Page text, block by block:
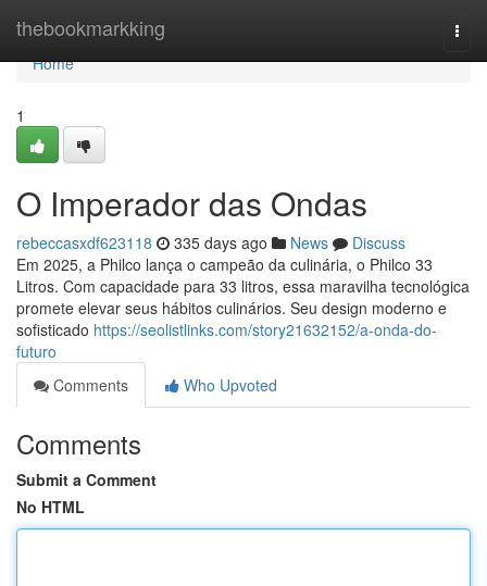
thebookmarkking
Home
Home
1
O Imperador das Ondas
rebeccasxdf623118 335 days ago News
Discuss
Em 2025, a Philco lança o campeão da culinária, o Philco 33
Litros. Com capacidade para 33 litros, essa maravilha tecnológica
promete elevar seus hábitos culinários. Seu design moderno e
sofisticado https://seolistlinks.com/story21632152/a-onda-do-
futuro
Comments
Who Upvoted
Comments
Submit a Comment
No HTML